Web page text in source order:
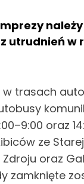
utrudnień w
w trasach
oraz
ze
oraz
zamknięte